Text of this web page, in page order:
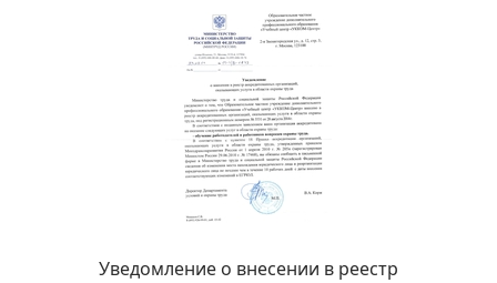
Уведомление о внесении в реестр